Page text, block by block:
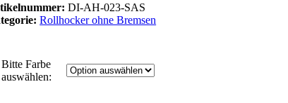
DI-AH-023-SAS
Rollhocker ohne Bremsen
Bitte Farbe
auswählen: